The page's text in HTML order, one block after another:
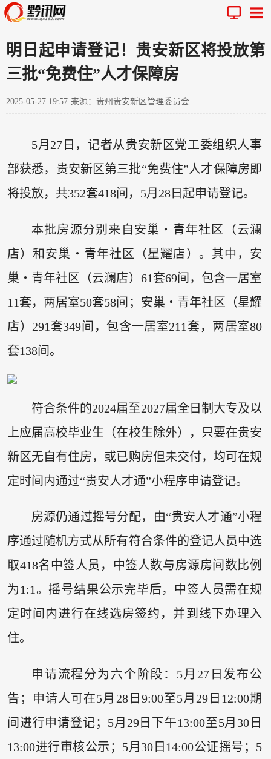
明日起申请登记！贵安新区将投放第
三批“免费住”人才保障房
2025-05-27 19:57 来源：贵州贵安新区管理委员会
5月27日，记者从贵安新区党工委组织人事
部获悉，贵安新区第三批“免费住”人才保障房即
将投放，共352套418间，5月28日起申请登记。
本批房源分别来自安巢・青年社区（云澜
店）和安巢・青年社区（星耀店）。其中，安
巢・青年社区（云澜店）61套69间，包含一居室
11套，两居室50套58间；安巢・青年社区（星耀
店）291套349间，包含一居室211套，两居室80
套138间。
符合条件的2024届至2027届全日制大专及以
上应届高校毕业生（在校生除外），只要在贵安
新区无自有住房，或已购房但未交付，均可在规
定时间内通过“贵安人才通”小程序申请登记。
房源仍通过摇号分配，由“贵安人才通”小程
序通过随机方式从所有符合条件的登记人员中选
取418名中签人员，中签人数与房源房间数比例
为1:1。摇号结果公示完毕后，中签人员需在规
定时间内进行在线选房签约，并到线下办理入
住。
申请流程分为六个阶段：5月27日发布公
告；申请人可在5月28日9:00至5月29日12:00期
间进行申请登记；5月29日下午13:00至5月30日
13:00进行审核公示；5月30日14:00公证摇号；5